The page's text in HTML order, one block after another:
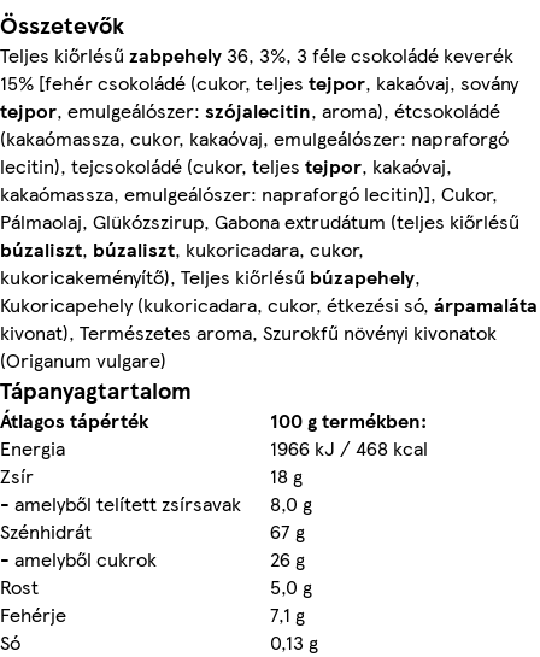
Összetevők
Teljes kiőrlésű zabpehely 36, 3%, 3 féle csokoládé keverék
15% [fehér csokoládé (cukor, teljes tejpor, kakaóvaj, sovány
tejpor, emulgeálószer: szójalecitin, aroma), étcsokoládé
(kakaómassza, cukor, kakaóvaj, emulgeálószer: napraforgó
lecitin), tejcsokoládé (cukor, teljes tejpor, kakaóvaj,
kakaómassza, emulgeálószer: napraforgó lecitin)], Cukor,
Pálmaolaj, Glükózszirup, Gabona extrudátum (teljes kiőrlésű
búzaliszt, búzaliszt, kukoricadara, cukor,
kukoricakeményítő), Teljes kiőrlésű búzapehely,
Kukoricapehely (kukoricadara, cukor, étkezési só, árpamaláta
kivonat), Természetes aroma, Szurokfű növényi kivonatok
(Origanum vulgare)
Tápanyagtartalom
Átlagos tápérték
100 g termékben:
Energia
1966 kJ / 468 kcal
Zsír
18 g
- amelyből telített zsírsavak
8,0 g
Szénhidrát
67 g
- amelyből cukrok
26 g
Rost
5,0 g
Fehérje
7,1 g
Só
0,13 g